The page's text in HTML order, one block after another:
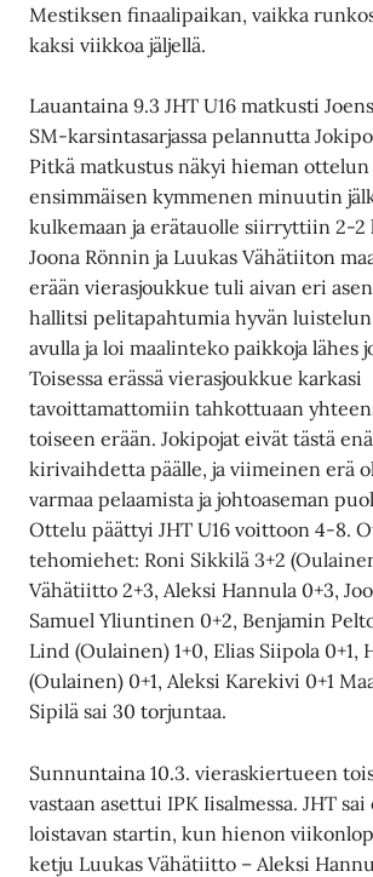
Mestiksen finaalipaikan, vaikka
kaksi viikkoa jäljellä.
Lauantaina 9.3 JHT U16 matkusti
SM-karsintasarjassa pelannutta
Pitkä matkustus näkyi hieman ottelun
ensimmäisen kymmenen minuutin
kulkemaan ja erätauolle siirryttiin 2-2
Joona Rönnin ja Luukas Vähätiiton
erään vierasjoukkue tuli aivan eri
hallitsi pelitapahtumia hyvän
avulla ja loi maalinteko paikkoja lähes
Toisessa erässä vierasjoukkue karkasi
tavoittamattomiin tahkottuaan
toiseen erään. Jokipojat eivät tästä
kirivaihdetta päälle, ja viimeinen erä
varmaa pelaamista ja johtoaseman
Ottelu päättyi JHT U16 voittoon 4-8.
tehomiehet: Roni Sikkilä 3+2
Vähätiitto 2+3, Aleksi Hannula 0+3,
Samuel Yliuntinen 0+2, Benjamin
Lind (Oulainen) 1+0, Elias Siipola
(Oulainen) 0+1, Aleksi Karekivi 0+1
Sipilä sai 30 torjuntaa.
Sunnuntaina 10.3. vieraskiertueen
vastaan asettui IPK Iisalmessa. JHT
loistavan startin, kun hienon
ketju Luukas Vähätiitto – Aleksi